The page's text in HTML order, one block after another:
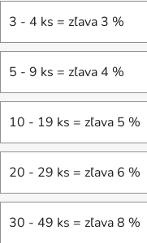
3 - 4 ks = zľava 3 %
5 - 9 ks = zľava 4 %
10 - 19 ks = zľava 5 %
20 - 29 ks = zľava 6 %
30 - 49 ks = zľava 8 %